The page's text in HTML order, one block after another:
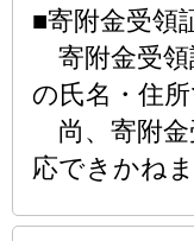
■寄附金受領
寄附金受領
の氏名・住所
尚、寄附金
応できかね